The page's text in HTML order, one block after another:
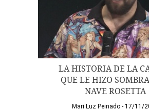
LA HISTORIA DE LA
QUE LE HIZO
NAVE ROSETTA
Mari Luz Peinado 17/11/